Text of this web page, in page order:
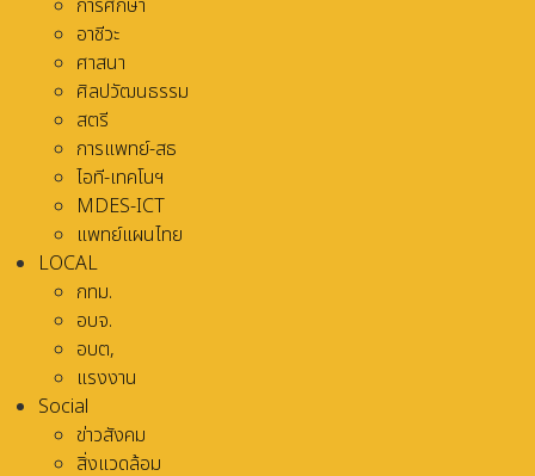
การศึกษา
อาชีวะ
ศาสนา
ศิลปวัฒนธรรม
สตรี
การแพทย์-สธ
ไอที-เทคโนฯ
MDES-ICT
แพทย์แผนไทย
LOCAL
กทม.
อบจ.
อบต,
แรงงาน
Social
ข่าวสังคม
สิ่งแวดล้อม